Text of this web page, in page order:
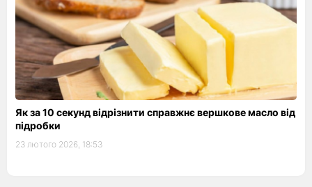
Як за 10 секунд відрізнити справжнє вершкове масло від
підробки
23 лютого 2026, 18:53